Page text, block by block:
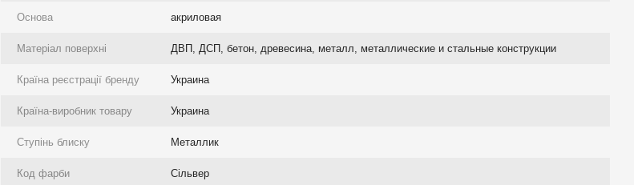
Основа акриловая
Матеріал поверхні ДВП, ДСП, бетон, древесина, металл, металлические и стальные конструкции
Країна реєстрації бренду Украина
Країна-виробник товару Украина
Ступінь блиску Металлик
Код фарби Сільвер